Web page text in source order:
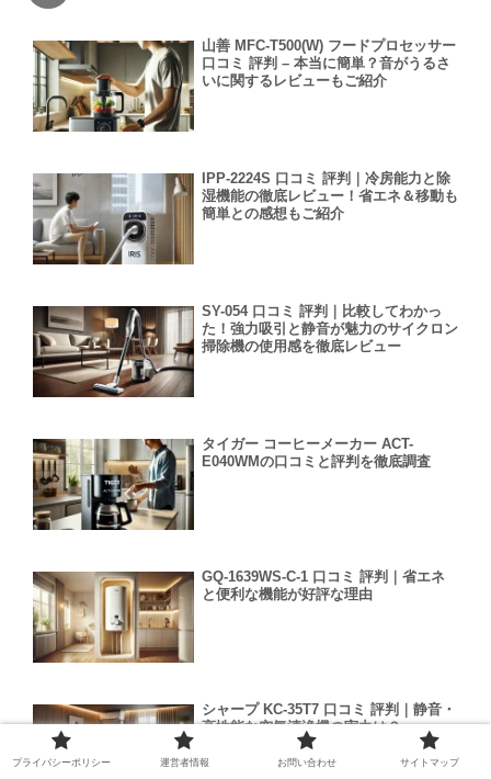
山善 MFC-T500(W) フードプロセッサー
口コミ 評判 – 本当に簡単？音がうるさ
いに関するレビューもご紹介
IPP-2224S 口コミ 評判｜冷房能力と除
湿機能の徹底レビュー！省エネ＆移動も
簡単との感想もご紹介
SY-054 口コミ 評判｜比較してわかっ
た！強力吸引と静音が魅力のサイクロン
掃除機の使用感を徹底レビュー
タイガー コーヒーメーカー ACT-
E040WMの口コミと評判を徹底調査
GQ-1639WS-C-1 口コミ 評判｜省エネ
と便利な機能が好評な理由
シャープ KC-35T7 口コミ 評判｜静音・
高性能な空気清浄機の実力は？
プライバシーポリシー 運営者情報 お問い合わせ サイトマップ